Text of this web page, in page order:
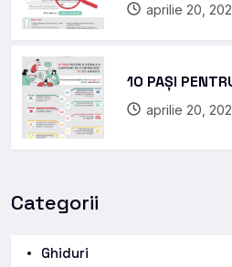
aprilie 20,
10 PAȘI
aprilie 20,
Categorii
Ghiduri